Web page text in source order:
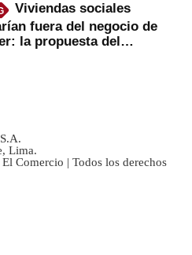
Viviendas sociales
fuera del negocio de
la propuesta del
Lima.
Comercio | Todos los derechos